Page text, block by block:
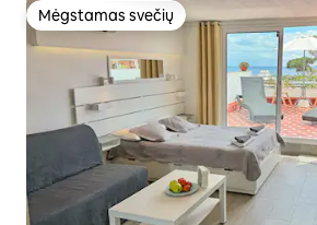
Mėgstamas svečių
Mėgstamas svečių